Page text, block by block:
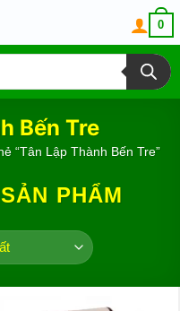
0
Bến Tre
“Tân Lập Thành Bến Tre”
PHẨM